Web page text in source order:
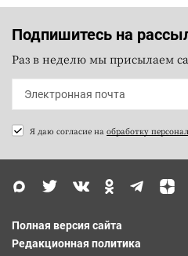
Подпишитесь на
Раз в неделю мы присылаем
Я даю согласие на обработку
Полная версия сайта
Редакционная политика